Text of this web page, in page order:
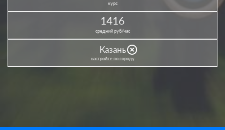
курс
1416
средний руб/час
Казаньhighlight_off
настройте по городу